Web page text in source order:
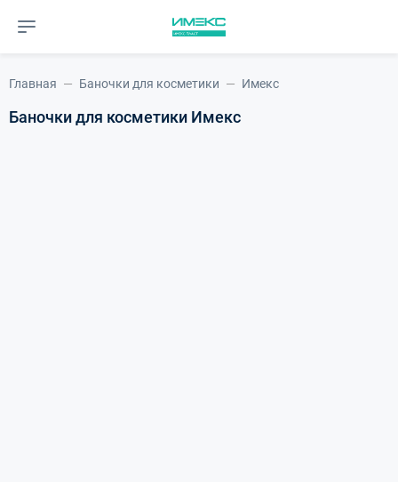
Главная Баночки для косметики Имекс
Баночки для косметики Имекс